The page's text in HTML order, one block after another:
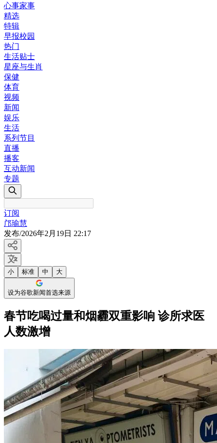
心事家事
精选
特辑
早报校园
热门
生活贴士
星座与生肖
保健
体育
视频
新闻
娱乐
生活
系列节目
直播
播客
互动新闻
专题
订阅
邝瑜慧
发布/2026年2月19日 22:17
小 标准 中 大
设为谷歌新闻首选来源
春节吃喝过量和烟霾双重影响 诊所求医
人数激增